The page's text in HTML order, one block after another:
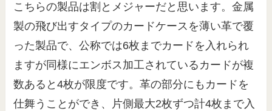
こちらの製品は割とメジャーだと思います。金属
製の飛び出すタイプのカードケースを薄い革で覆
った製品で、公称では6枚までカードを入れられ
ますが同様にエンボス加工されているカードが複
数あると4枚が限度です。革の部分にもカードを
仕舞うことができ、片側最大2枚ずつ計4枚まで入